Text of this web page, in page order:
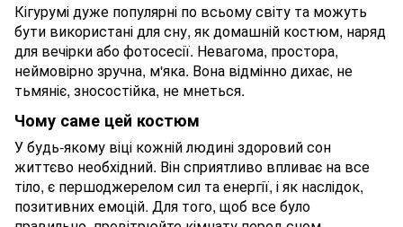
Кігурумі дуже популярні по всьому світу та можуть
бути використані для сну, як домашній костюм, наряд
для вечірки або фотосесії. Невагома, простора,
неймовірно зручна, м'яка. Вона відмінно дихає, не
тьмяніє, зносостійка, не мнеться.
Чому саме цей костюм
У будь-якому віці кожній людині здоровий сон
життєво необхідний. Він сприятливо впливає на все
тіло, є першоджерелом сил та енергії, і як наслідок,
позитивних емоцій. Для того, щоб все було